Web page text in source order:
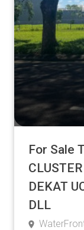
For Sale
DEKAT
DLL